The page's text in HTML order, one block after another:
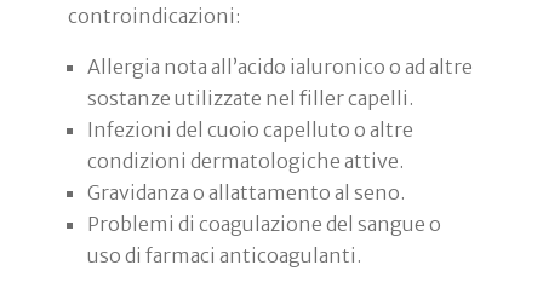
controindicazioni:
Allergia nota all’acido ialuronico o ad altre
sostanze utilizzate nel filler capelli.
Infezioni del cuoio capelluto o altre
condizioni dermatologiche attive.
Gravidanza o allattamento al seno.
Problemi di coagulazione del sangue o
uso di farmaci anticoagulanti.